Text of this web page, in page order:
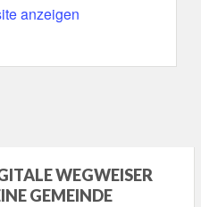
anzeigen
WEGWEISER
GEMEINDE